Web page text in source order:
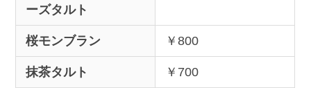
ーズタルト
桜モンブラン ￥800
抹茶タルト ￥700